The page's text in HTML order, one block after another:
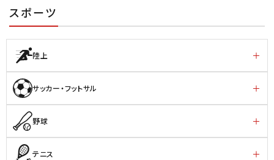
スポーツ
陸上
サッカー・フットサル
野球
テニス